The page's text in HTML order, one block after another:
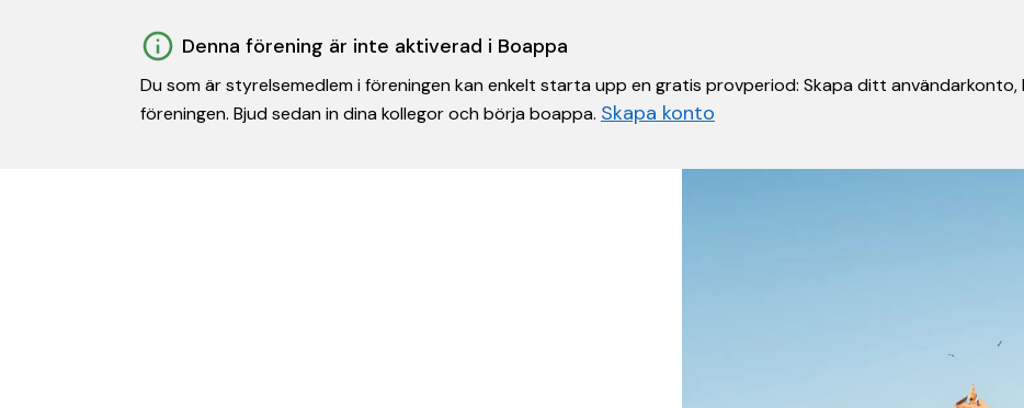
Denna förening är inte aktiverad i Boappa
Du som är styrelsemedlem i föreningen kan enkelt starta upp en gratis provperiod: Skapa ditt
föreningen. Bjud sedan in dina kollegor och börja boappa. Skapa konto